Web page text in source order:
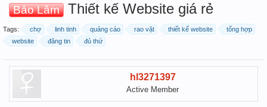
Bảo Lâm Thiết kế Website giá rẻ
Tags: chợ linh tinh quảng cáo rao vặt thiết kế website
tổng hợp
website
đăng tin đủ thứ
hl3271397
Active Member